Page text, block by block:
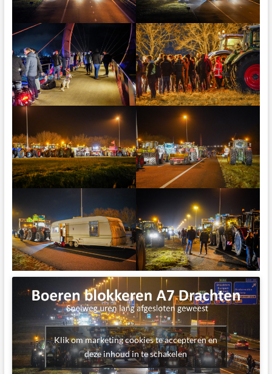
Klik om marketing cookies te accepteren en
deze inhoud in te schakelen